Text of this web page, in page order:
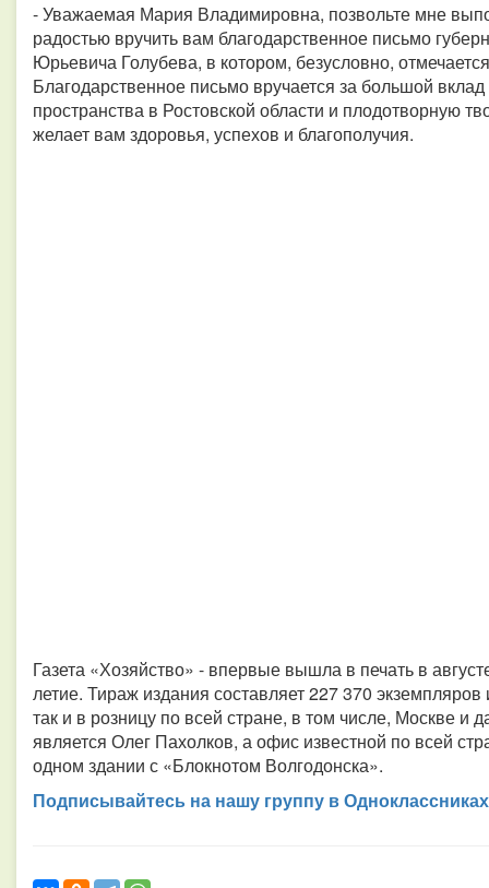
- Уважаемая Мария Владимировна, позвольте мне
радостью вручить вам благодарственное письмо
Юрьевича Голубева, в котором, безусловно,
Благодарственное письмо вручается за большой
пространства в Ростовской области и плодотворную
желает вам здоровья, успехов и благополучия.
Газета «Хозяйство» - впервые вышла в печать в
летие. Тираж издания составляет 227 370
так и в розницу по всей стране, в том числе, Москве
является Олег Пахолков, а офис известной по всей
одном здании с «Блокнотом Волгодонска».
Подписывайтесь на нашу группу в Одноклассниках